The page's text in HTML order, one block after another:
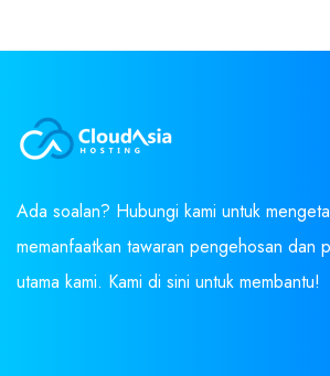
Ada soalan? Hubungi kami untuk
memanfaatkan tawaran pengehosan dan
utama kami. Kami di sini untuk membantu!